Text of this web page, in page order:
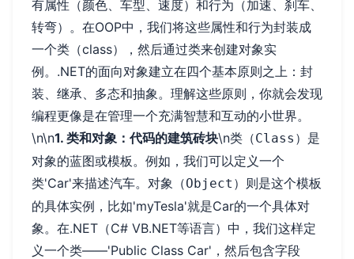
有属性（颜色、车型、速度）和行为（加速、刹车、
转弯）。在OOP中，我们将这些属性和行为封装成
一个类（class），然后通过类来创建对象实
例。.NET的面向对象建立在四个基本原则之上：封
装、继承、多态和抽象。理解这些原则，你就会发现
编程更像是在管理一个充满智慧和互动的小世界。
\n\n1. 类和对象：代码的建筑砖块\n类（Class） 是
对象的蓝图或模板。例如，我们可以定义一个
类'Car'来描述汽车。 对象（Object）
则是这个模板
的具体实例，比如'myTesla'就是Car的一个具体对
象。在.NET（C# VB.NET等语言）中，我们这样定
义一个类——'Public Class Car'，然后包含字段